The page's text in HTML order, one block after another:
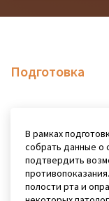
Подготовка
В рамках
собрать данные о
подтвердить
полости рта и